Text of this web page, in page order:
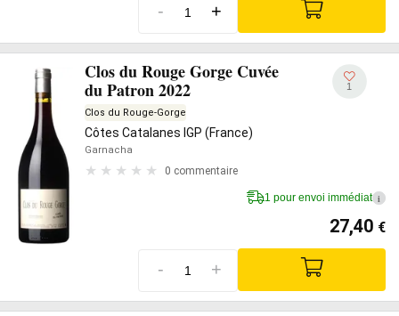
- +
Clos du Rouge Gorge Cuvée
du Patron 2022
Clos du Rouge-Gorge
Côtes Catalanes IGP (France)
Garnacha
0 commentaire
1
1 pour envoi immédiat i
27,40 €
- +